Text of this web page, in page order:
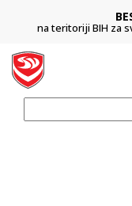
na teritoriji BIH za